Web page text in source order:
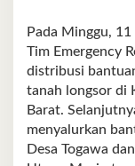
Pada Minggu,
Tim Emergency
distribusi
tanah longsor di
Barat.
menyalurkan
Desa Togawa